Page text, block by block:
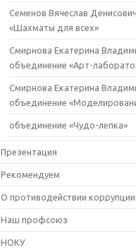
Семенов Вячеслав
«Шахматы для всех»
Смирнова Екатерина
объединение «Арт-
Смирнова Екатерина
объединение
объединение «Чудо-лепка»
Презентация
Рекомендуем
О противодействии коррупции
Наш профсоюз
НОКУ